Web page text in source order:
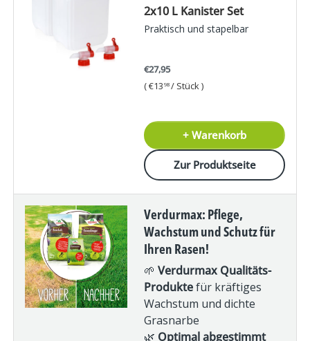
2x10 L Kanister Set
Praktisch und stapelbar
€27,95
Grundpreis
€13 98 / Stück
+ Warenkorb
Zur Produktseite
Verdurmax: Pflege,
Wachstum und Schutz für
Ihren Rasen!
🌱 Verdurmax Qualitäts-
Produktefür kräftiges
Wachstum und dichte
Grasnarbe
🌿 Optimal abgestimmt